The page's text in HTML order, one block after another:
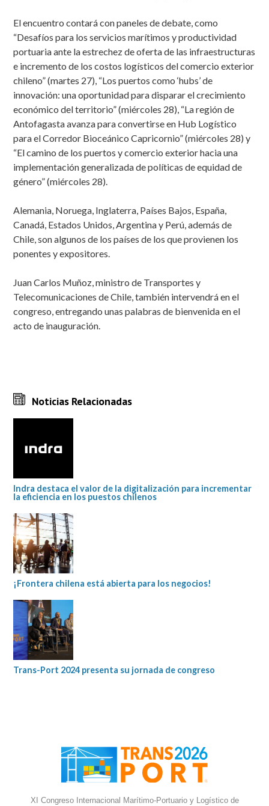
El encuentro contará con paneles de debate, como
“Desafíos para los servicios marítimos y productividad
portuaria ante la estrechez de oferta de las infraestructuras
e incremento de los costos logísticos del comercio exterior
chileno” (martes 27), “Los puertos como ‘hubs’ de
innovación: una oportunidad para disparar el crecimiento
económico del territorio” (miércoles 28), “La región de
Antofagasta avanza para convertirse en Hub Logístico
para el Corredor Bioceánico Capricornio” (miércoles 28) y
“El camino de los puertos y comercio exterior hacia una
implementación generalizada de políticas de equidad de
género” (miércoles 28).
Alemania, Noruega, Inglaterra, Países Bajos, España,
Canadá, Estados Unidos, Argentina y Perú, además de
Chile, son algunos de los países de los que provienen los
ponentes y expositores.
Juan Carlos Muñoz, ministro de Transportes y
Telecomunicaciones de Chile, también intervendrá en el
congreso, entregando unas palabras de bienvenida en el
acto de inauguración.
Noticias Relacionadas
Indra destaca el valor de la digitalización para incrementar
la eficiencia en los puestos chilenos
¡Frontera chilena está abierta para los negocios!
Trans-Port 2024 presenta su jornada de congreso
XI Congreso Internacional Marítimo-Portuario y Logístico de